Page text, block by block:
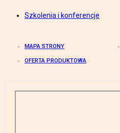
Szkolenia i konferencje
MAPA STRONY
OFERTA PRODUKTOWA